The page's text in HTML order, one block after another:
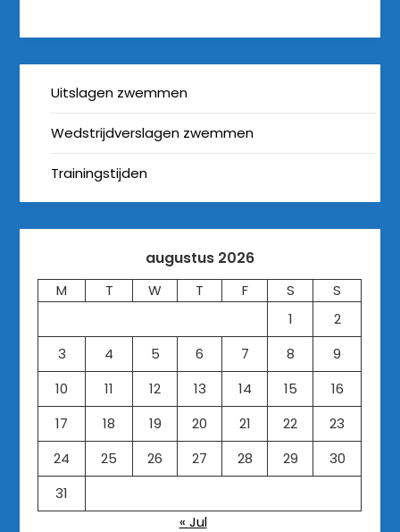
Uitslagen zwemmen
Wedstrijdverslagen zwemmen
Trainingstijden
augustus 2026
M T W T F S
S
1
2
3
4 5 6 7 8
9
10
11 12 13 14 15
16
17
18 19 20 21 22
23
24
25 26 27 28 29
30
31
« Jul